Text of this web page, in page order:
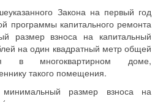
Закона на первый год
программы капитального ремонта
размер взноса на капитальный
на один квадратный метр общей
в многоквартирном доме,
такого помещения.
размер взноса на